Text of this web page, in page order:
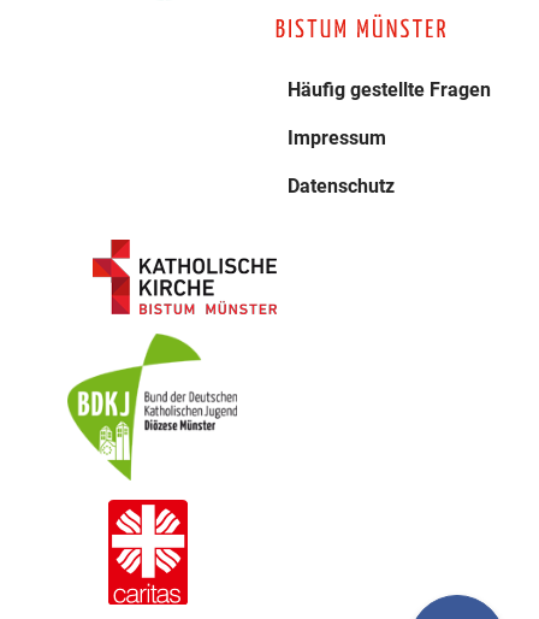
Häufig gestellte Fragen
Impressum
Datenschutz